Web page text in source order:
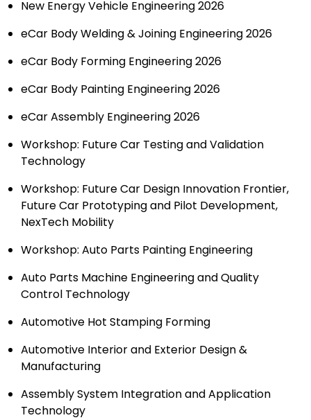
New Energy Vehicle Engineering 2026
eCar Body Welding & Joining Engineering 2026
eCar Body Forming Engineering 2026
eCar Body Painting Engineering 2026
eCar Assembly Engineering 2026
Workshop: Future Car Testing and Validation
Technology
Workshop: Future Car Design Innovation Frontier,
Future Car Prototyping and Pilot Development,
NexTech Mobility
Workshop: Auto Parts Painting Engineering
Auto Parts Machine Engineering and Quality
Control Technology
Automotive Hot Stamping Forming
Automotive Interior and Exterior Design &
Manufacturing
Assembly System Integration and Application
Technology